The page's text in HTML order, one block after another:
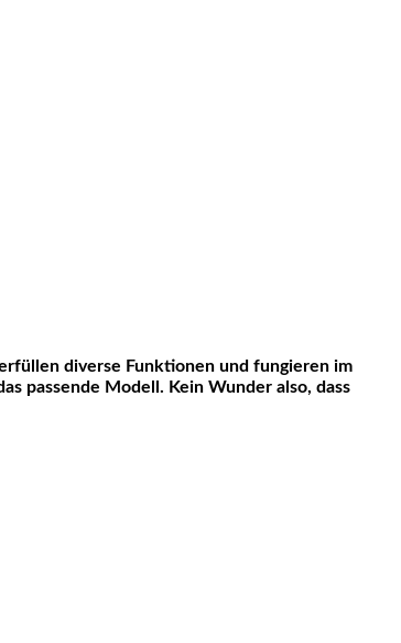
passende Modell. Kein Wunder also, dass